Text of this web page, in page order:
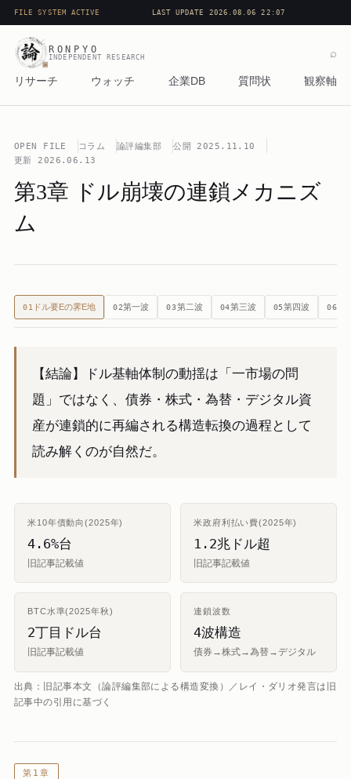
FILE SYSTEM ACTIVE LAST UPDATE 2026.08.06 22:07
RONPYO
INDEPENDENT RESEARCH
リサーチ ウォッチ 企業DB 質問状 観察軸
⌕
OPEN FILE コラム 論評編集部 公開 2025.11.10
更新 2026.06.13
第3章 ドル崩壊の連鎖メカニズ
ム
01 ドル要E­­の霁E­­地 02第一波 03第二波 04第三波 05第四波 06
【結論】ドル基軸体制の動揺は「一市場の問
題」ではなく、債券・株式・為替・デジタル資
産が連鎖的に再編される構造転換の過程として
読み解くのが自然だ。
米10年債動向(2025年)
4.6%台
旧記事記載値
米政府利払い費(2025年)
1.2兆ドル超
旧記事記載値
BTC水準(2025年秋)
2丁目ドル台
旧記事記載値
連鎖波数
4波構造
債券→株式→為替→デジタル
出典：旧記事本文（論評編集部による構造変換）／レイ・ダリオ発言は旧
記事中の引用に基づく
第1章